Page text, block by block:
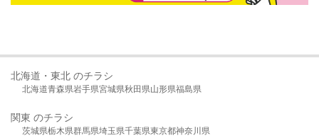
北海道・東北 のチラシ
北海道青森県岩手県宮城県秋田県山形県福島県
関東 のチラシ
茨城県栃木県群馬県埼玉県千葉県東京都神奈川県